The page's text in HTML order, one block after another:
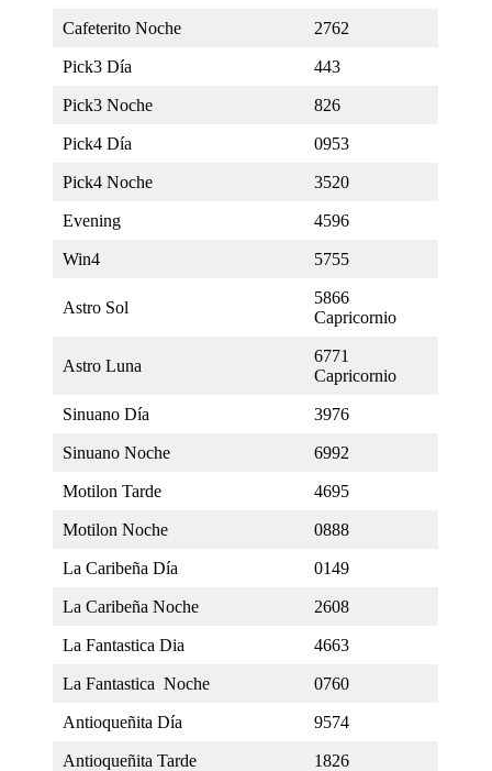
Cafeterito Noche 2762
Pick3 Día 443
Pick3 Noche 826
Pick4 Día 0953
Pick4 Noche 3520
Evening 4596
Win4 5755
Astro Sol
5866
Capricornio
Astro Luna
6771
Capricornio
Sinuano Día 3976
Sinuano Noche 6992
Motilon Tarde 4695
Motilon Noche 0888
La Caribeña Día 0149
La Caribeña Noche 2608
La Fantastica Dia 4663
La Fantastica Noche 0760
Antioqueñita Día 9574
Antioqueñita Tarde 1826